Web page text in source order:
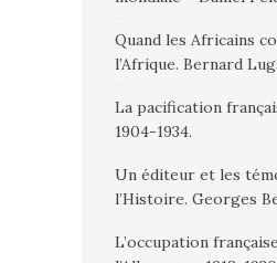
Quand les Africains
l’Afrique. Bernard
La pacification
1904-1934.
Un éditeur et les
l’Histoire. Georges
L’occupation